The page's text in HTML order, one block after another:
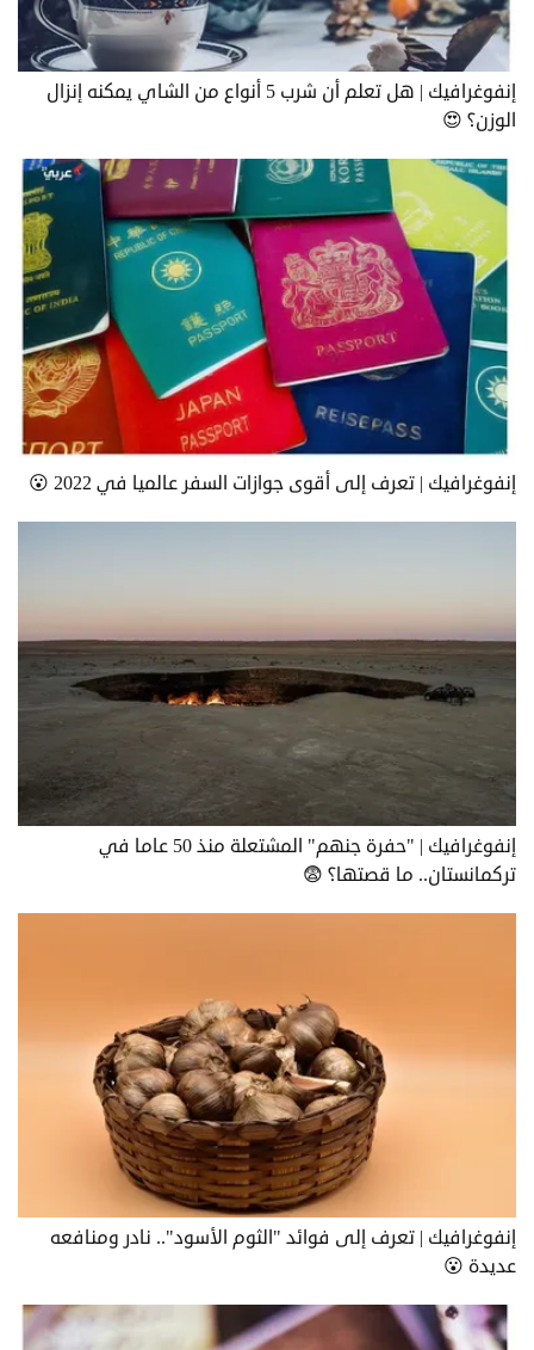
إنفوغرافيك | هل تعلم أن شرب 5 أنواع من الشاي يمكنه إنزال
الوزن؟ 😍
إنفوغرافيك | تعرف إلى أقوى جوازات السفر عالميا في 2022 😮
إنفوغرافيك | "حفرة جنهم" المشتعلة منذ 50 عاما في
تركمانستان.. ما قصتها؟ 😨
إنفوغرافيك | تعرف إلى فوائد "الثوم الأسود".. نادر ومنافعه
عديدة 😮